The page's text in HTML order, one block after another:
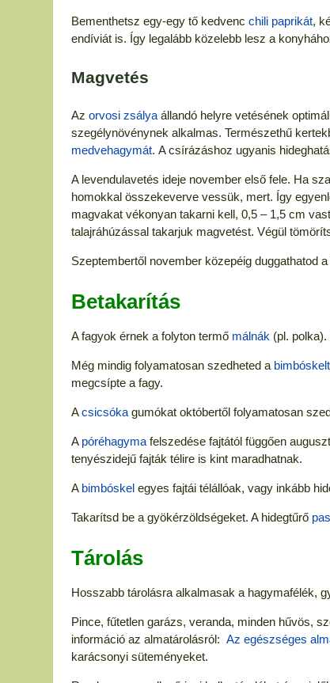
Bementhetsz egy-egy tő kedvenc chili paprikát,
endíviát is. Így legalább közelebb lesz a
Magvetés
Az orvosi zsályaállandó helyre vetésének
szegélynövénynek alkalmas. Természethű
medvehagymát. A csírázáshoz ugyanis
A levendulavetés ideje november első fele. Ha
homokkal összekeverve vessük, mert. Így
magvakat vékonyan takarni kell, 0,5 – 1,5 cm
talajráhúzással takarjuk magvetést. Végül
Szeptembertől november közepéig duggathatod a
Betakarítás
A fagyok érnek a folyton termő málnák (pl.
Még mindig folyamatosan szedheted a bimbóskelt
megcsípte a fagy.
Acsicsókagumókat októbertől folyamatosan
A póréhagymafelszedése fajtától függően
tenyészidejű fajták télire is kint maradhatnak.
A bimbóskelegyes fajtái télállóak, vagy inkább
Takarítsd be a gyökérzöldségeket. A hidegtűrő
Tárolás
Hosszabb tárolásra alkalmasak a hagymafélék,
Pince, fűtetlen garázs, veranda, minden hűvös,
információ az almatárolásról: Az egészséges
karácsonyi süteményeket.